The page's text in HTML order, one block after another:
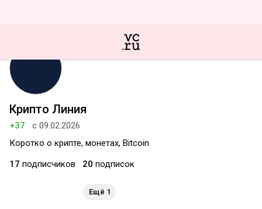
Крипто Линия
+37
с 09.02.2026
Коротко о крипте, монетах, Bitcoin
17 подписчиков 20 подписок
Ещё 1